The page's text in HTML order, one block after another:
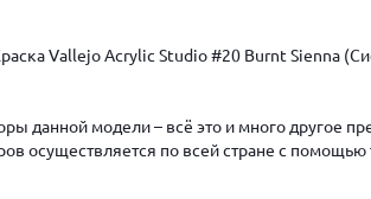
Vallejo Acrylic Studio #20 Burnt Sienna
данной модели – всё это и много другое
осуществляется по всей стране с